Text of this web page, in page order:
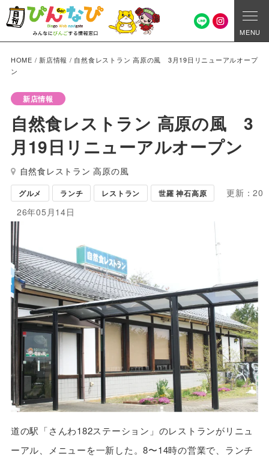
MENU
HOME / 新店情報 / 自然食レストラン 高原の風 3月19日リニューアルオープ
ン
新店情報
自然食レストラン 高原の風 3
月19日リニューアルオープン
自然食レストラン 高原の風
グルメ ランチ レストラン 世羅 神石高原
更新：20
26年05月14日
道の駅「さんわ182ステーション」のレストランがリニュ
ーアル、メニューを一新した。8〜14時の営業で、ランチ